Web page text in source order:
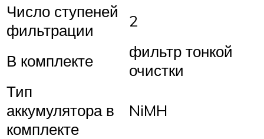
Число ступеней
фильтрации
2
В комплекте
фильтр тонкой
очистки
Тип
аккумулятора в
комплекте
NiMH